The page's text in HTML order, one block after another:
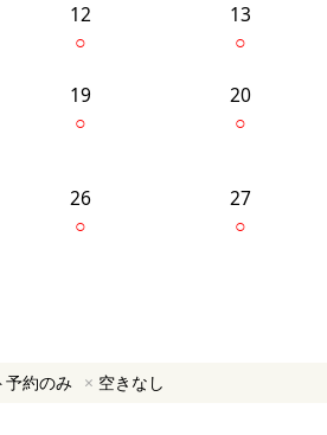
12
○
13
○
19
○
20
○
26
○
27
○
約のみ × 空きなし